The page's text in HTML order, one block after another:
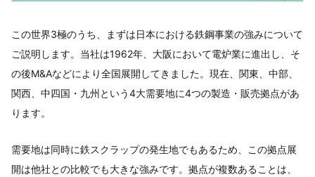
この世界3極のうち、まずは日本における鉄鋼事業の強みについて
ご説明します。当社は1962年、大阪において電炉業に進出し、そ
の後M&Aなどにより全国展開してきました。現在、関東、中部、
関西、中四国・九州という4大需要地に4つの製造・販売拠点があ
ります。
需要地は同時に鉄スクラップの発生地でもあるため、この拠点展
開は他社との比較でも大きな強みです。拠点が複数あることは、